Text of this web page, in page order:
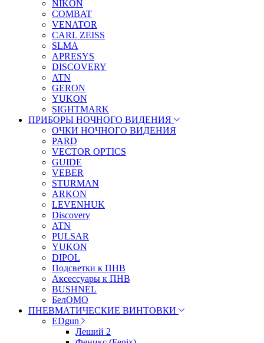
NIKON
COMBAT
VENATOR
CARL ZEISS
SLMA
APRESYS
DISCOVERY
ATN
GERON
YUKON
SIGHTMARK
ПРИБОРЫ НОЧНОГО ВИДЕНИЯ
ОЧКИ НОЧНОГО ВИДЕНИЯ
PARD
VECTOR OPTICS
GUIDE
VEBER
STURMAN
ARKON
LEVENHUK
Discovery
ATN
PULSAR
YUKON
DIPOL
Подсветки к ПНВ
Аксессуары к ПНВ
BUSHNEL
БелОМО
ПНЕВМАТИЧЕСКИЕ ВИНТОВКИ
EDgun
Леший 2